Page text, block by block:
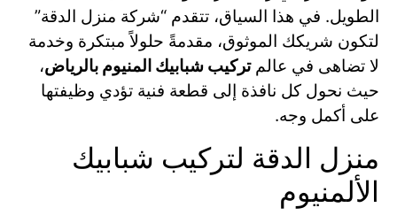
الطويل. في هذا السياق، تتقدم “شركة منزل الدقة”
لتكون شريكك الموثوق، مقدمةً حلولاً مبتكرة وخدمة
لا تضاهى في عالمتركيب شبابيك المنيوم بالرياض،
حيث نحول كل نافذة إلى قطعة فنية تؤدي وظيفتها
على أكمل وجه.
منزل الدقة لتركيب شبابيك
الألمنيوم